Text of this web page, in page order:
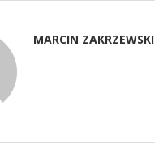
MARCIN ZAKRZEWSKI